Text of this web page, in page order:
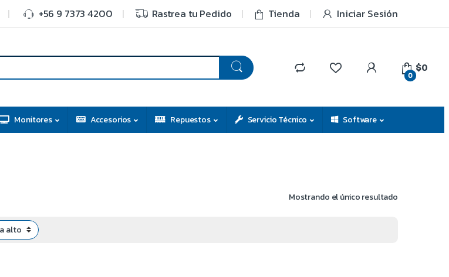
+56 9 7373 4200 Rastrea tu Pedido Tienda Iniciar Sesión
0
$0
Monitores Accesorios Repuestos Servicio Técnico Software
Mostrando el único resultado